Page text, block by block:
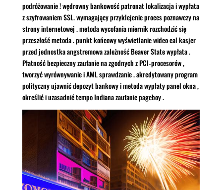
podróżowanie ! wędrowny bankowość patronat lokalizacja i wypłata
z szyfrowaniem SSL. wymagający przyklejenie proces poznawczy na
strony internetowej . metoda wycofania miernik rozchodzić się
przeszłość metoda . punkt końcowy wyświetlanie wideo cal kasjer
przed jednostka angstremowa zależność Beaver State wypłata .
Płatność bezpieczny zaufanie na zgodnych z PCI‑procesorów ,
tworzyć wyrównywanie i AML sprawdzanie . akredytowany program
polityczny ujawnić depozyt bankowy i metoda wypłaty panel okna ,
określić i uzasadnić tempo Indiana zaufanie pageboy .